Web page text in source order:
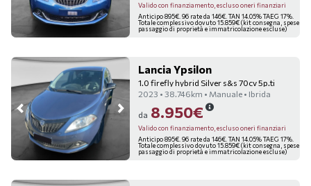
Valido con finanziamento, escluso oneri finanziari
Anticipo 895€. 96 rate da 146€. TAN 14.05% TAEG 17%.
Totale complessivo dovuto 15.859€ (kit consegna, spese
passaggio di proprietà e immatricolazione escluse)
Lancia Ypsilon
1.0 firefly hybrid Silver s&s 70cv 5p.ti
2023 • 38.746km • Manuale • Ibrida
da 8.950€
Valido con finanziamento, escluso oneri finanziari
Anticipo 895€. 96 rate da 146€. TAN 14.05% TAEG 17%.
Totale complessivo dovuto 15.859€ (kit consegna, spese
passaggio di proprietà e immatricolazione escluse)